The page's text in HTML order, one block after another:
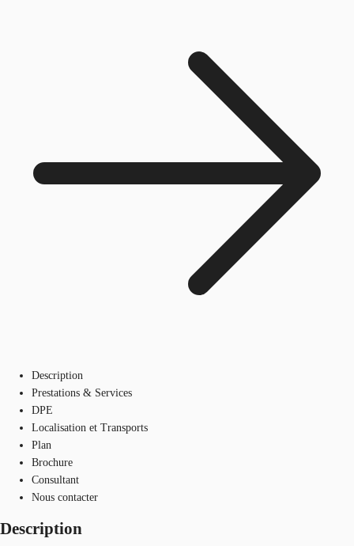
Description
Prestations & Services
DPE
Localisation et Transports
Plan
Brochure
Consultant
Nous contacter
Description